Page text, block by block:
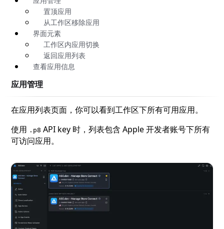
置顶应用
从工作区移除应用
界面元素
工作区内应用切换
返回应用列表
查看应用信息
应用管理
在应用列表页面，你可以看到工作区下所有可用应用。
使用 .p8 API key 时，列表包含 Apple 开发者账号下所有
可访问应用。